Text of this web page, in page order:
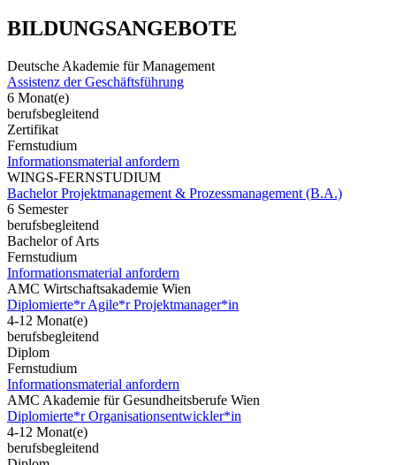
BILDUNGSANGEBOTE
Deutsche Akademie für Management
Assistenz der Geschäftsführung
6 Monat(e)
berufsbegleitend
Zertifikat
Fernstudium
Informationsmaterial anfordern
WINGS-FERNSTUDIUM
Bachelor Projektmanagement & Prozessmanagement (B.A.)
6 Semester
berufsbegleitend
Bachelor of Arts
Fernstudium
Informationsmaterial anfordern
AMC Wirtschaftsakademie Wien
Diplomierte*r Agile*r Projektmanager*in
4-12 Monat(e)
berufsbegleitend
Diplom
Fernstudium
Informationsmaterial anfordern
AMC Akademie für Gesundheitsberufe Wien
Diplomierte*r Organisationsentwickler*in
4-12 Monat(e)
berufsbegleitend